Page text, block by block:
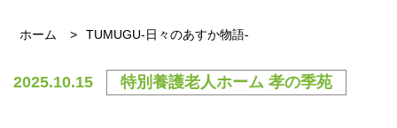
ホーム TUMUGU-日々のあすか物語-
2025.10.15 特別養護老人ホーム 孝の季苑